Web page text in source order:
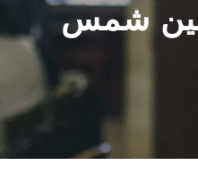
عين شمس